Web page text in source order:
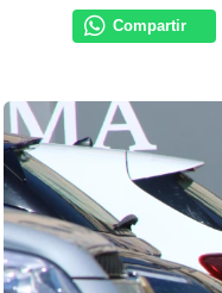
Compartir